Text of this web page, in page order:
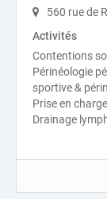
560 rue de
Activités
Contentions
Périnéologie
sportive &
Prise en
Drainage